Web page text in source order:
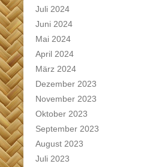
Juli 2024
Juni 2024
Mai 2024
April 2024
März 2024
Dezember 2023
November 2023
Oktober 2023
September 2023
August 2023
Juli 2023